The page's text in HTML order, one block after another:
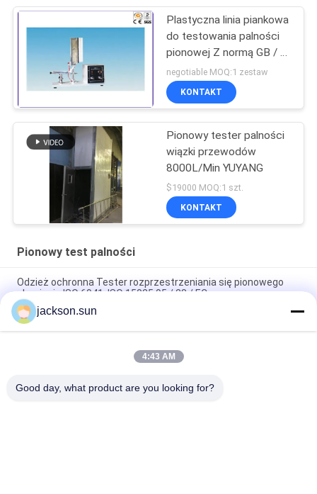
Plastyczna linia piankowa
do testowania palności
pionowej Z normą GB / T
8333
negotiable MOQ:1 zestaw
KONTAKT
Pionowy tester palności
wiązki przewodów
8000L/Min YUYANG
$19000 MOQ:1 szt.
KONTAKT
Pionowy test palności
Odzież ochronna Tester rozprzestrzeniania się pionowego
płomienia ISO 6941, ISO 15025,95 / 28 / EC
Thermal Radiant Melt Vertical Flammability Tester Foor Car
Interior Material
Metoda testowa NFPA 701 1 Tester palności pionowej dla
jackson.sun
4:43 AM
Good day, what product are you looking for?